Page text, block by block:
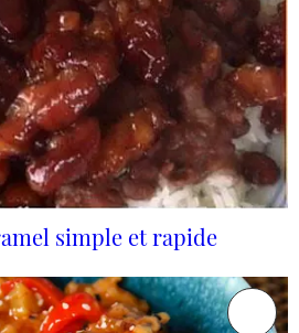
simple et rapide